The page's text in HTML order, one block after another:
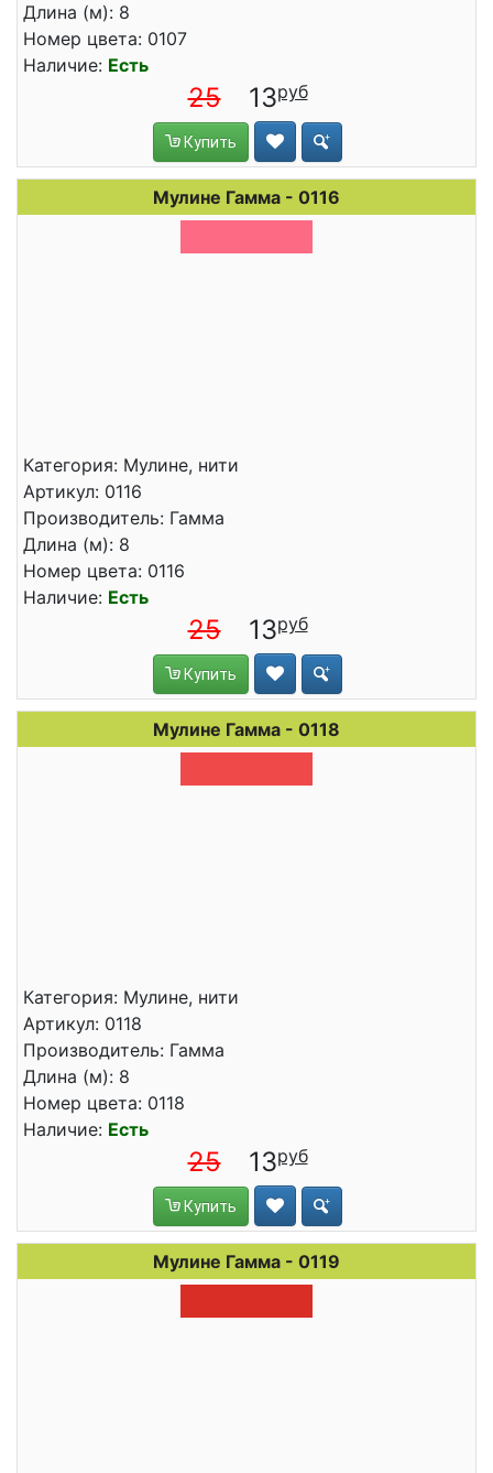
Длина (м): 8
Номер цвета: 0107
Наличие: Есть
25 13
Купить
Мулине Гамма - 0116
Категория: Мулине, нити
Артикул: 0116
Производитель: Гамма
Длина (м): 8
Номер цвета: 0116
Наличие: Есть
25 13
Купить
Мулине Гамма - 0118
Категория: Мулине, нити
Артикул: 0118
Производитель: Гамма
Длина (м): 8
Номер цвета: 0118
Наличие: Есть
25 13
Купить
Мулине Гамма - 0119